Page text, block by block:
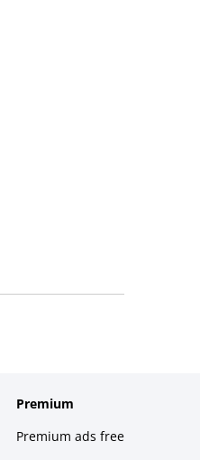
Premium
Premium ads free